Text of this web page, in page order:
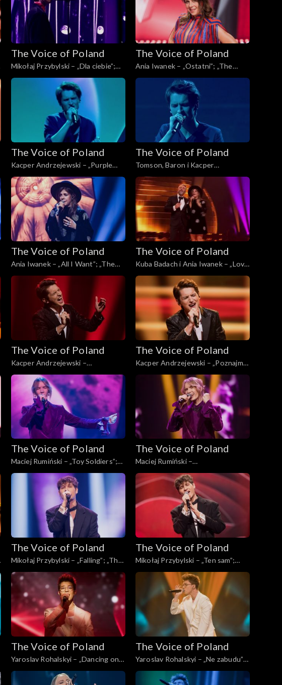
The Voice of Poland
Mikołaj Przybylski – „Dla ciebie”;
„The Voice of Poland”, Finał, 30
listopada 2024
The Voice of Poland
Ania Iwanek – „Ostatni”; „The
Voice of Poland”, Finał, 30
listopada 2024
The Voice of Poland
Kacper Andrzejewski – „Purple
Rain”; „The Voice of Poland”, Finał,
30 listopada 2024
The Voice of Poland
Tomson, Baron i Kacper
Andrzejewski – „Calling You”; „The
Voice of Poland”, Finał, 30
listopada 2024
The Voice of Poland
Ania Iwanek – „All I Want”; „The
Voice of Poland”, Finał, 30
listopada 2024
The Voice of Poland
Kuba Badach i Ania Iwanek – „Love
Never Felt So Good”; „The Voice
of Poland”, Finał, 30 listopada 2024
The Voice of Poland
Kacper Andrzejewski –
„Yesterday”; „The Voice of Poland”,
Live, 23 listopada 2024
The Voice of Poland
Kacper Andrzejewski – „Poznajmy
się”; „The Voice of Poland”, Live, 23
listopada 2024
The Voice of Poland
Maciej Rumiński – „Toy Soldiers”;
„The Voice of Poland”, Live, 23
listopada 2024
The Voice of Poland
Maciej Rumiński –
„Dwuznaczności”; „The Voice of
Poland”, Live, 23 listopada 2024
The Voice of Poland
Mikołaj Przybylski – „Falling”; „The
Voice of Poland”, Live, 23 listopada
2024
The Voice of Poland
Mikołaj Przybylski – „Ten sam”;
„The Voice of Poland”, Live, 23
listopada 2024
The Voice of Poland
Yaroslav Rohalskyi – „Dancing on
My Own”; „The Voice of Poland”,
Live, 23 listopada 2024
The Voice of Poland
Yaroslav Rohalskyi – „Ne zabudu”;
„The Voice of Poland”, Live, 23
listopada 2024